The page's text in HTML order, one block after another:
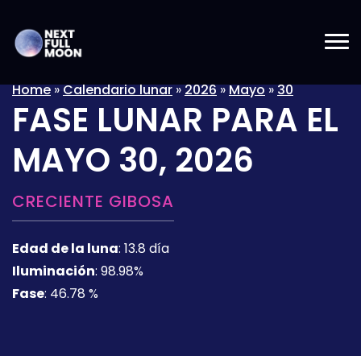
Home»Calendario lunar»2026»Mayo»30
FASE LUNAR PARA EL
MAYO 30, 2026
CRECIENTE GIBOSA
Edad de la luna: 13.8 día
Iluminación: 98.98%
Fase: 46.78 %